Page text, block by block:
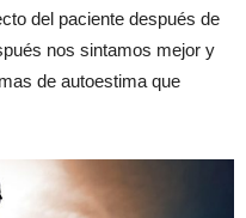
del paciente después de
nos sintamos mejor y
de autoestima que